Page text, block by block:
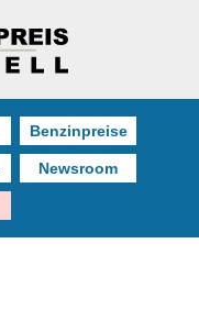
Benzinpreise
Newsroom